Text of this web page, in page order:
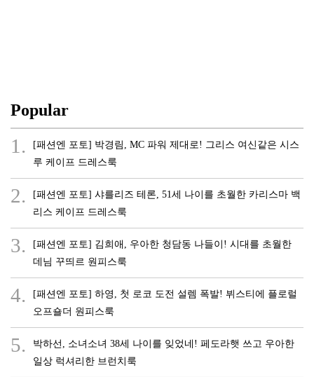
Popular
1.
[패션엔 포토] 박경림, MC 파워 제대로! 그리스 여신같은 시스
루 케이프 드레스룩
2.
[패션엔 포토] 샤를리즈 테론, 51세 나이를 초월한 카리스마 백
리스 케이프 드레스룩
3.
[패션엔 포토] 김희애, 우아한 청담동 나들이! 시대를 초월한
데님 꾸띄르 원피스룩
4.
[패션엔 포토] 하영, 첫 로코 도전 설렘 폭발! 뷔스티에 플로럴
오프숄더 원피스룩
5.
박하선, 소녀소녀 38세 나이를 잊었네! 페도라햇 쓰고 우아한
일상 럭셔리한 브런치룩